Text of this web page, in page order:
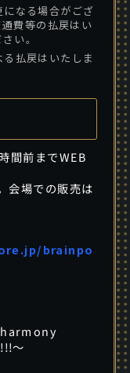
なる場合がござ
費等の払戻はい
い。
払戻はいたしま
間前までWEB
会場での販売は
brainpo
harmony
～